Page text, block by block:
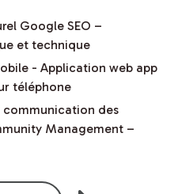
Google SEO –
et technique
- Application web app
téléphone
des
Management –